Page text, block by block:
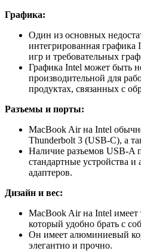
Графика:
Один из основных
интегрированная графика
игр и требовательных
Графика Intel может быть
производительной для
продуктах, связанных с
Разъемы и порты:
MacBook Air на Intel
Thunderbolt 3 (USB-C), а
Наличие разъемов USB-A
стандартные устройства и
адаптеров.
Дизайн и вес:
MacBook Air на Intel имеет
который удобно брать с
Он имеет алюминиевый
элегантно и прочно.